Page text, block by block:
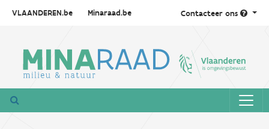
VLAANDEREN.be Minaraad.be Contacteer ons